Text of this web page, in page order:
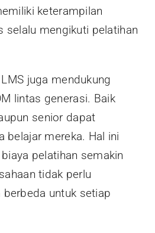
keterampilan
selalu mengikuti pelatihan
juga mendukung
lintas generasi. Baik
senior dapat
belajar mereka. Hal ini
pelatihan semakin
tidak perlu
untuk setiap